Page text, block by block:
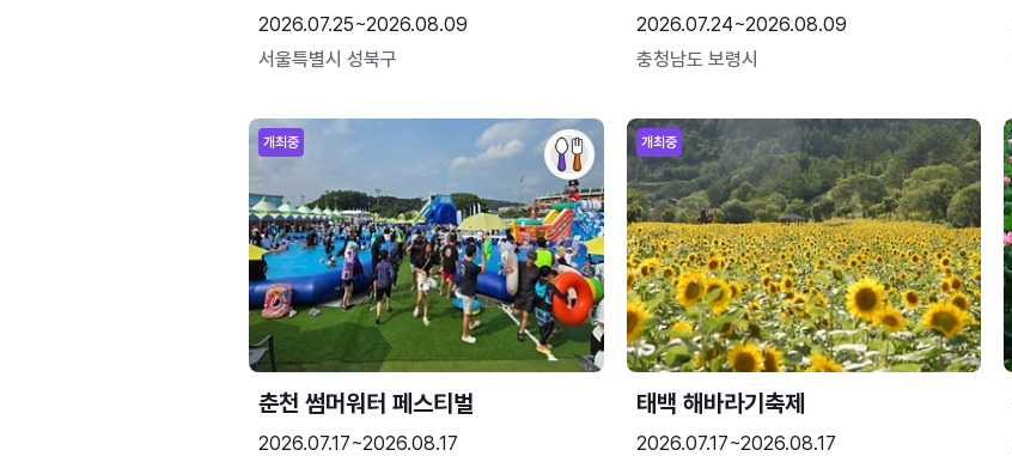
2026.07.25~2026.08.09
서울특별시 성북구
2026.07.24~2026.08.09
충청남도 보령시
개최중
춘천 썸머워터 페스티벌
2026.07.17~2026.08.17
개최중
태백 해바라기축제
2026.07.17~2026.08.17